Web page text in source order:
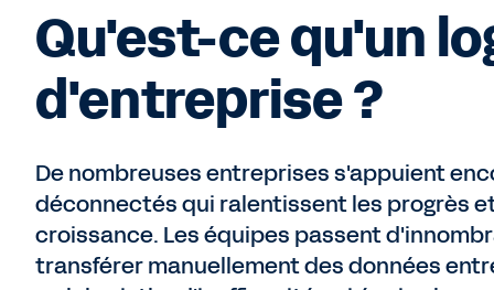
Qu'est-ce qu'un
d'entreprise ?
De nombreuses entreprises s'appuient
déconnectés qui ralentissent les progrès
croissance. Les équipes passent
transférer manuellement des données